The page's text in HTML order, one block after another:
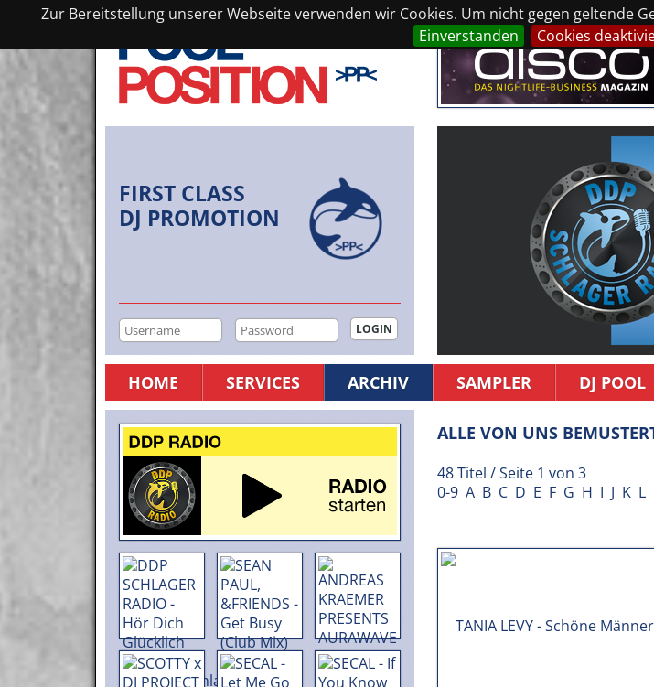
Zur Bereitstellung unserer Webseite verwenden wir Cookies. Um nicht gegen geltende
Einverstanden
Cookies
FIRST CLASS
DJ PROMOTION
HOME SERVICES ARCHIV SAMPLER DJ POOL
ALLE VON UNS
48 Titel / Seite 1 von 3
0-9 A B C D E F G H I J K L